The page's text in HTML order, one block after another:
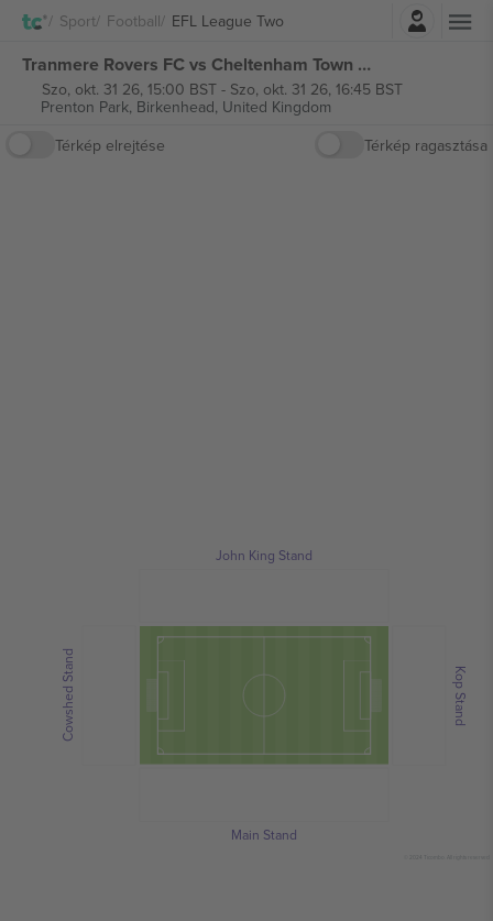
Sport Football EFL League TwoBelépés
Tranmere Rovers FC vs Cheltenham Town FC EFL League Two jegyek
Szo, okt. 31 26, 15:00 BST- Szo, okt. 31 26, 16:45 BST
Prenton Park, Birkenhead, United Kingdom
Térkép elrejtése
Térkép ragasztása
John King Stand
Kop Stand
Main Stand
Cowshed Stand